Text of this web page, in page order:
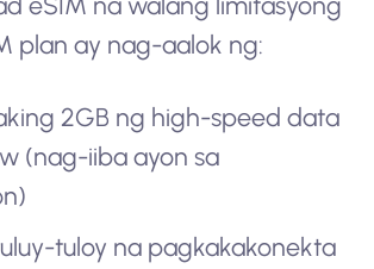
plan ay nag-aalok ng:
2GB ng high-speed data
(nag-iiba ayon sa
tuloy na pagkakakonekta